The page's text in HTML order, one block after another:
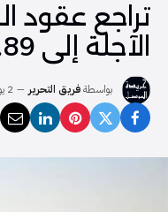
تراجع عقود
الآجلة إلى 93.89 دولارًا
بواسطةفريق التحرير 2 يونيو, 2026